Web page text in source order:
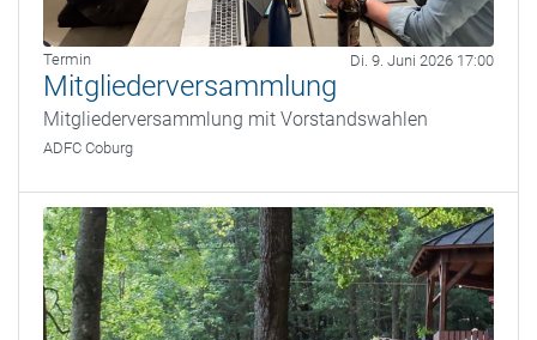
Termin Di. 9. Juni 2026 17:00
Mitgliederversammlung
Mitgliederversammlung mit Vorstandswahlen
ADFC Coburg